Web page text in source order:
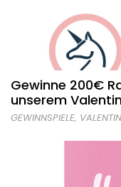
Gewinne 200€
unserem
GEWINNSPIELE,